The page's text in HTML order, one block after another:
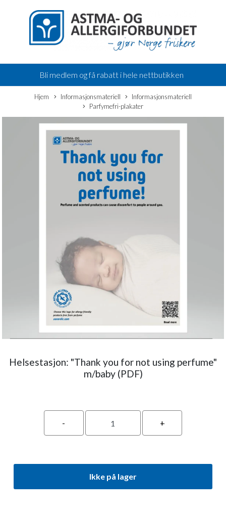
Bli medlem og få rabatt i hele nettbutikken
Hjem Informasjonsmateriell
Informasjonsmateriell
Parfymefri-plakater
Helsestasjon: "Thank you for not using perfume"
m/baby (PDF)
Ikke på lager